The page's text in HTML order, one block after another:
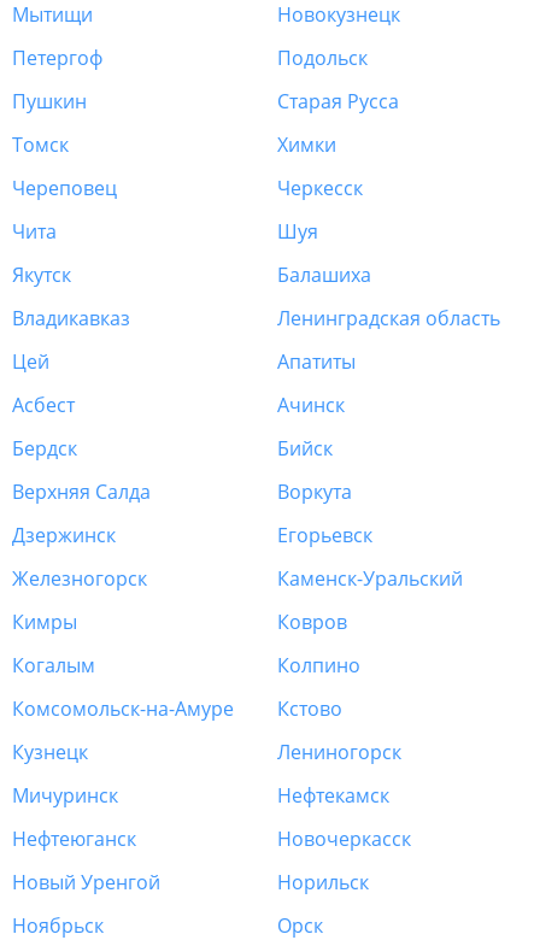
Мытищи
Новокузнецк
Петергоф
Подольск
Пушкин
Старая Русса
Томск
Химки
Череповец
Черкесск
Чита
Шуя
Якутск
Балашиха
Владикавказ
Ленинградская область
Цей
Апатиты
Асбест
Ачинск
Бердск
Бийск
Верхняя Салда
Воркута
Дзержинск
Егорьевск
Железногорск
Каменск-Уральский
Кимры
Ковров
Когалым
Колпино
Комсомольск-на-Амуре
Кстово
Кузнецк
Лениногорск
Мичуринск
Нефтекамск
Нефтеюганск
Новочеркасск
Новый Уренгой
Норильск
Ноябрьск
Орск